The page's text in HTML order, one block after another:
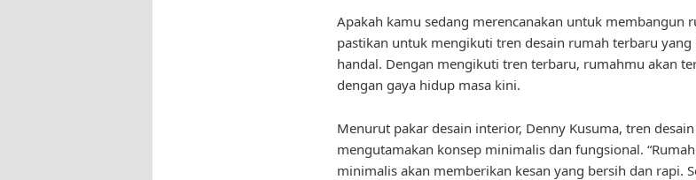
Apakah kamu sedang merencanakan untuk membangun
pastikan untuk mengikuti tren desain rumah terbaru
handal. Dengan mengikuti tren terbaru, rumahmu akan
dengan gaya hidup masa kini.
Menurut pakar desain interior, Denny Kusuma, tren
mengutamakan konsep minimalis dan fungsional.
minimalis akan memberikan kesan yang bersih dan rapi.